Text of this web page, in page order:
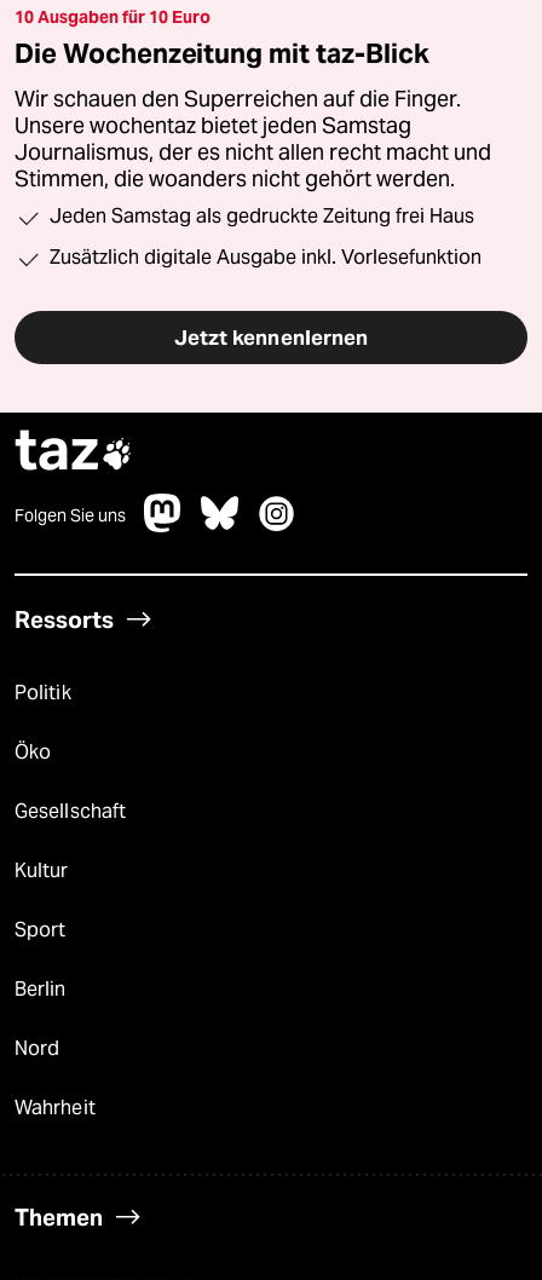
10 Ausgaben für 10 Euro
Die Wochenzeitung mit taz-Blick
Wir schauen den Superreichen auf die Finger.
Unsere wochentaz bietet jeden Samstag
Journalismus, der es nicht allen recht macht und
Stimmen, die woanders nicht gehört werden.
Jeden Samstag als gedruckte Zeitung frei Haus
Zusätzlich digitale Ausgabe inkl. Vorlesefunktion
Jetzt kennenlernen
taz
Folgen Sie uns
Ressorts
Politik
Öko
Gesellschaft
Kultur
Sport
Berlin
Nord
Wahrheit
Themen